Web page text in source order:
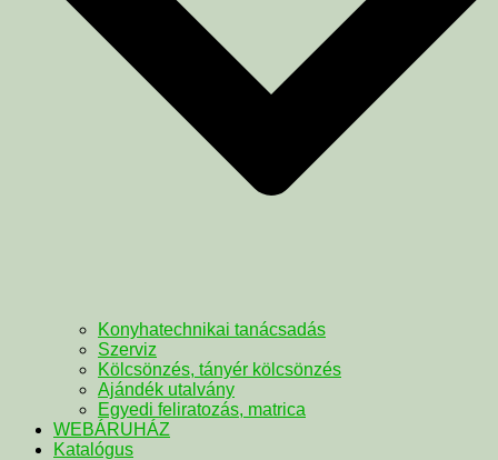
Konyhatechnikai tanácsadás
Szerviz
Kölcsönzés, tányér kölcsönzés
Ajándék utalvány
Egyedi feliratozás, matrica
WEBÁRUHÁZ
Katalógus